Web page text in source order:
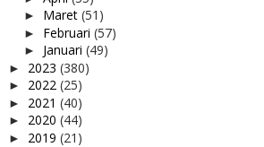
► Maret (51)
► Februari (57)
► Januari (49)
► 2023 (380)
► 2022 (25)
► 2021 (40)
► 2020 (44)
► 2019 (21)